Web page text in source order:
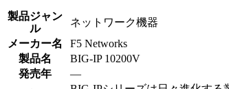
製品ジャン
ル
ネットワーク機器
メーカー名
F5 Networks
製品名
BIG-IP 10200V
発売年
―